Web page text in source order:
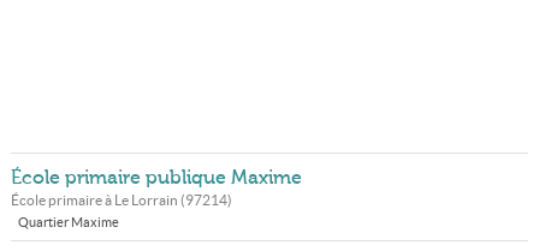
École primaire publique Maxime
École primaire à Le Lorrain (97214)
Quartier Maxime